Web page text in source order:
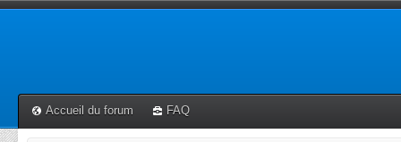
Accueil du forum FAQ